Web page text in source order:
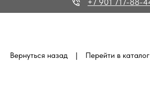
Вернуться назад | Перейти в каталог